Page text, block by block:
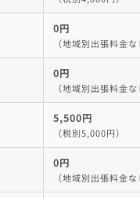
0円
（地域別出張料金
0円
（地域別出張料金
5,500円
（税別5,000円）
0円
（地域別出張料金